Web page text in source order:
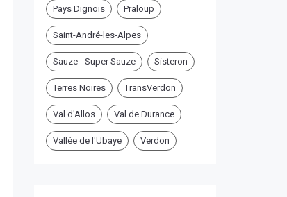
Pays Dignois Praloup
Saint-André-les-Alpes
Sauze - Super Sauze Sisteron
Terres Noires TransVerdon
Val d'Allos Val de Durance
Vallée de l'Ubaye Verdon